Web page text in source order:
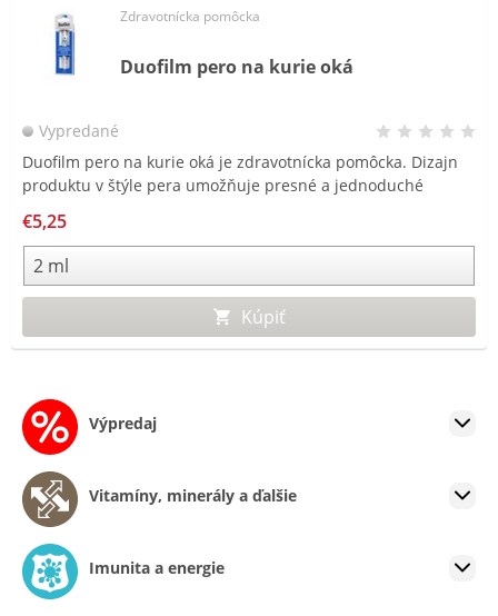
Zdravotnícka pomôcka
Duofilm pero na kurie oká
Vypredané
Duofilm pero na kurie oká je zdravotnícka pomôcka. Dizajn
produktu v štýle pera umožňuje presné a jednoduché
€5,25
Kúpiť
Vypredané
S obsahom CBD. CBD podporuje hojivé procesy, zvlhčuje a
upokojuje. Kvapky pre širokospektrálne použitie – rozličné
kozmetické a kožné problémy.
Výpredaj
Vitamíny, minerály a ďalšie
Imunita a energie